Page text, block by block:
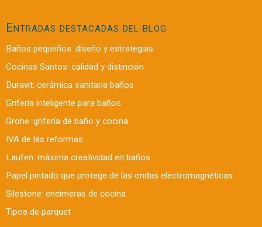
Entradas destacadas del blog
Baños pequeños: diseño y estrategias
Cocinas Santos: calidad y distinción
Duravit: cerámica sanitaria baños
Grifería inteligente para baños
Grohe: grifería de baño y cocina
IVA de las reformas
Laufen: máxima creatividad en baños
Papel pintado que protege de las ondas electromagnéticas
Silestone: encimeras de cocina
Tipos de parquet